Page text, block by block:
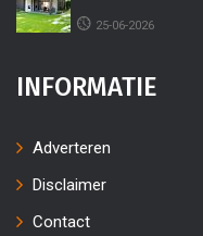
25-06-2026
INFORMATIE
Adverteren
Disclaimer
Contact